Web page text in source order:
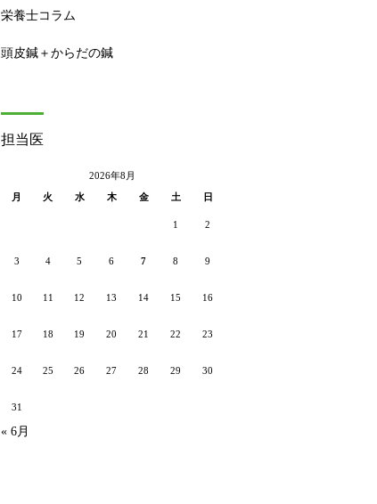
栄養士コラム
頭皮鍼＋からだの鍼
担当医
2026年8月
月
火 水 木 金 土 日
1 2
3 4 5 6 7 8 9
10 11 12 13 14 15 16
17 18 19 20 21 22 23
24 25 26 27 28 29 30
31
« 6月